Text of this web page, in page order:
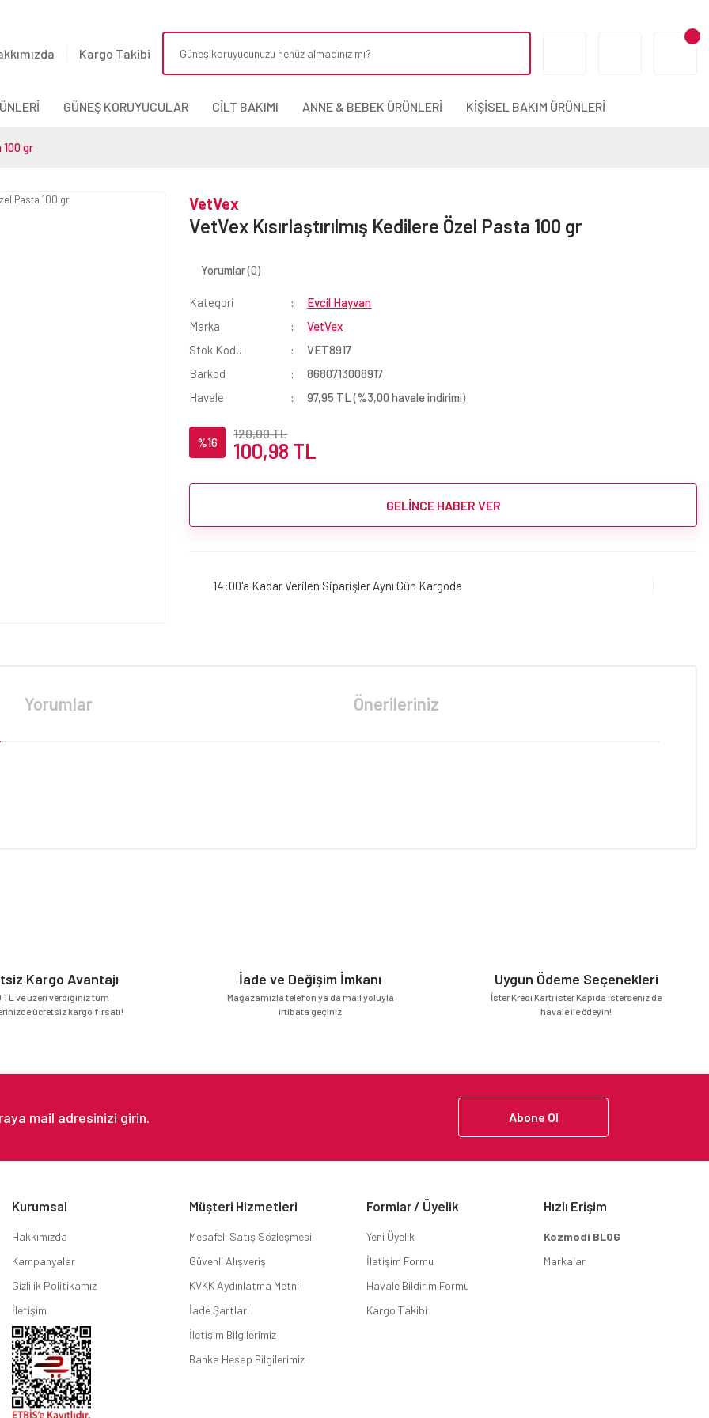
Kargo Takibi
GÜNEŞ KORUYUCULAR CİLT BAKIMI ANNE & BEBEK ÜRÜNLERİ KİŞİSEL BAKIM ÜRÜNLERİ
100 gr
VetVex
VetVex Kısırlaştırılmış Kedilere Özel Pasta 100 gr
Yorumlar (0)
Kategori
Evcil Hayvan
Marka
VetVex
Stok Kodu
VET8917
Barkod
8680713008917
Havale
97,95 TL (%3,00 havale indirimi)
%16
120,00 TL
100,98 TL
GELİNCE HABER VER
14:00'a Kadar Verilen Siparişler Aynı Gün Kargoda
Yorumlar Önerileriniz
Kargo Avantajı
TL ve üzeri verdiğiniz tüm
ücretsiz kargo fırsatı!
İade ve Değişim İmkanı
Mağazamızla telefon ya da mail yoluyla
irtibata geçiniz
Uygun Ödeme Seçenekleri
İster Kredi Kartı ister Kapıda isterseniz de
havale ile ödeyin!
Abone Ol
Kurumsal
Hakkımızda
Kampanyalar
Gizlilik Politikamız
İletişim
Müşteri Hizmetleri
Mesafeli Satış Sözleşmesi
Güvenli Alışveriş
KVKK Aydınlatma Metni
İade Şartları
İletişim Bilgilerimiz
Banka Hesap Bilgilerimiz
Formlar / Üyelik
Yeni Üyelik
İletişim Formu
Havale Bildirim Formu
Kargo Takibi
Hızlı Erişim
Kozmodi BLOG
Markalar